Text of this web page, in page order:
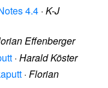
4.4 · K-J
Effenberger
· Harald Köster
· Florian